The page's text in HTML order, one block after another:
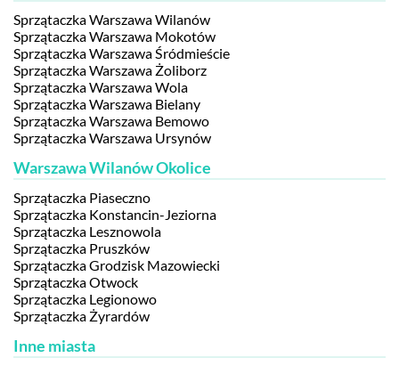
Sprzątaczka Warszawa Wilanów
Sprzątaczka Warszawa Mokotów
Sprzątaczka Warszawa Śródmieście
Sprzątaczka Warszawa Żoliborz
Sprzątaczka Warszawa Wola
Sprzątaczka Warszawa Bielany
Sprzątaczka Warszawa Bemowo
Sprzątaczka Warszawa Ursynów
Warszawa Wilanów Okolice
Sprzątaczka Piaseczno
Sprzątaczka Konstancin-Jeziorna
Sprzątaczka Lesznowola
Sprzątaczka Pruszków
Sprzątaczka Grodzisk Mazowiecki
Sprzątaczka Otwock
Sprzątaczka Legionowo
Sprzątaczka Żyrardów
Inne miasta